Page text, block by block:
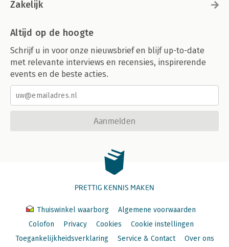
Zakelijk
Altijd op de hoogte
Schrijf u in voor onze nieuwsbrief en blijf up-to-date
met relevante interviews en recensies, inspirerende
events en de beste acties.
Aanmelden
PRETTIG KENNIS MAKEN
Thuiswinkel waarborg
Algemene voorwaarden
Colofon
Privacy Cookies
Cookie instellingen
Toegankelijkheidsverklaring
Service & Contact Over ons